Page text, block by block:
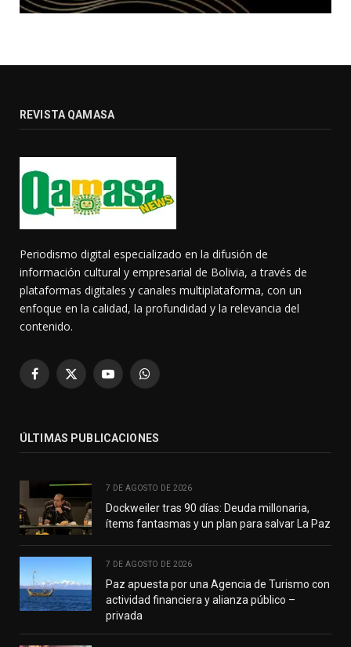
REVISTA QAMASA
Periodismo digital especializado en la difusión de
información cultural y empresarial de Bolivia, a través de
plataformas digitales y canales multiplataforma, con un
enfoque en la calidad, la profundidad y la relevancia del
contenido.
Facebook
X
YouTubeWhatsApp
ÚLTIMAS PUBLICACIONES
7 DE AGOSTO DE 2026
Dockweiler tras 90 días: Deuda millonaria,
ítems fantasmas y un plan para salvar La Paz
7 DE AGOSTO DE 2026
Paz apuesta por una Agencia de Turismo con
actividad financiera y alianza público –
privada